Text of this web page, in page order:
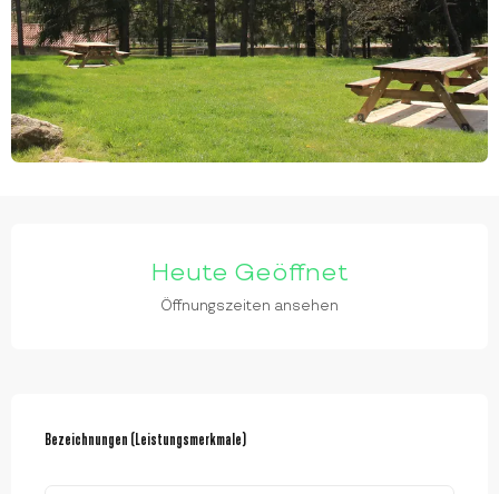
Heute Geöffnet
Öffnungszeiten ansehen
Bezeichnungen (Leistungsmerkmale)
Bezeichnungen (Leistungsmerkmale)